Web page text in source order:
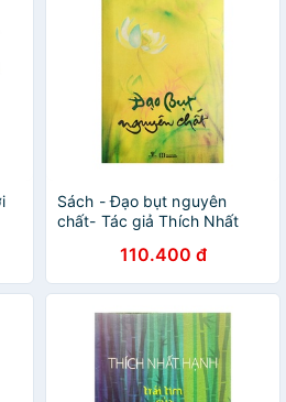
Sách - Đạo bụt nguyên
chất- Tác giả Thích Nhất
110.400 đ